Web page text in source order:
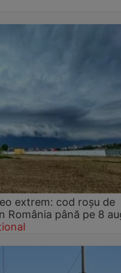
extrem: cod roșu de
România până pe 8